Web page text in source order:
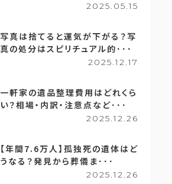
2025.05.15
写真は捨てると運気が下がる？写
真の処分はスピリチュアル的･･･
2025.12.17
一軒家の遺品整理費用はどれくら
い？相場・内訳・注意点など･･･
2025.12.26
【年間7.6万人】孤独死の遺体はど
うなる？発見から葬儀ま･･･
2025.12.26